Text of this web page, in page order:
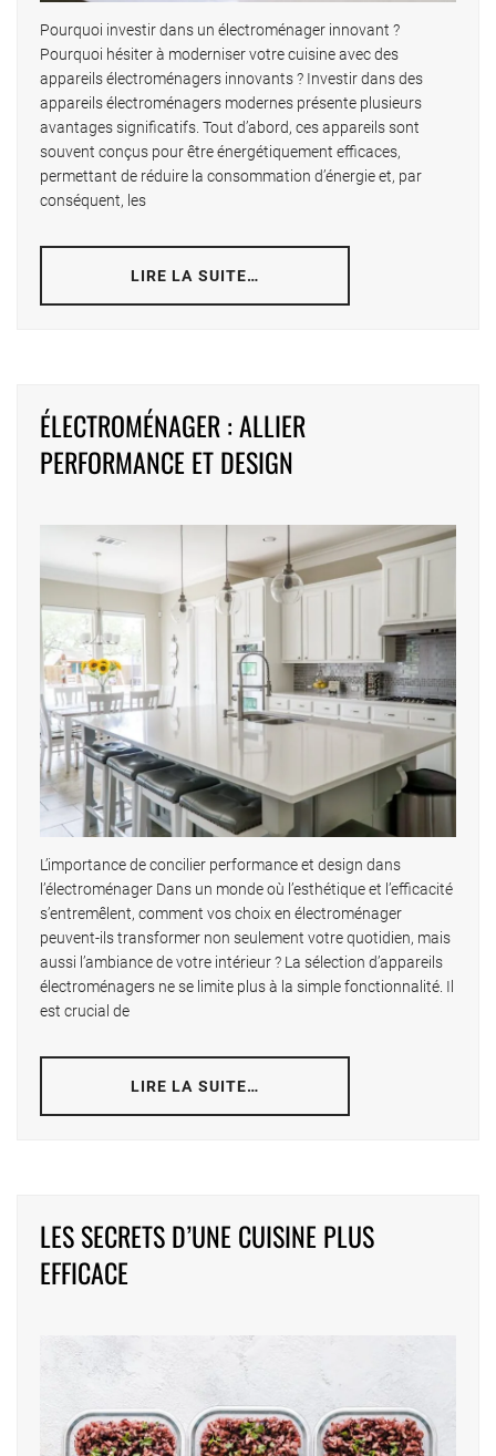
Pourquoi investir dans un électroménager innovant ?
Pourquoi hésiter à moderniser votre cuisine avec des
appareils électroménagers innovants ? Investir dans des
appareils électroménagers modernes présente plusieurs
avantages significatifs. Tout d’abord, ces appareils sont
souvent conçus pour être énergétiquement efficaces,
permettant de réduire la consommation d’énergie et, par
conséquent, les
LIRE LA SUITE…
ÉLECTROMÉNAGER : ALLIER
PERFORMANCE ET DESIGN
L’importance de concilier performance et design dans
l’électroménager Dans un monde où l’esthétique et l’efficacité
s’entremêlent, comment vos choix en électroménager
peuvent-ils transformer non seulement votre quotidien, mais
aussi l’ambiance de votre intérieur ? La sélection d’appareils
électroménagers ne se limite plus à la simple fonctionnalité. Il
est crucial de
LIRE LA SUITE…
LES SECRETS D’UNE CUISINE PLUS
EFFICACE